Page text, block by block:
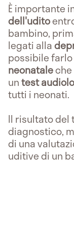
È importante
dell'udito
bambino,
legati alla
possibile
neonatale
untest
tutti i neonati.
Il risultato del
diagnostico,
di una
uditive di un